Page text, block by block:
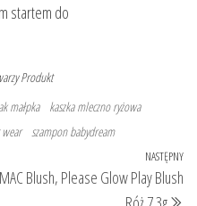
startem do
Produkt
małpka
kaszka mleczno ryżowa
szampon babydream
NASTĘPNY
MAC Blush, Please Glow Play Blush